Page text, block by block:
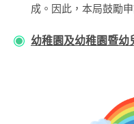
成。因此，本局鼓勵
幼稚園及幼稚園暨幼